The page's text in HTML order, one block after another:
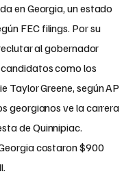
en Georgia, un estado
FEC filings. Por su
al gobernador
como los
Taylor Greene, según AP
georgianos ve la carrera
de Quinnipiac.
costaron $900